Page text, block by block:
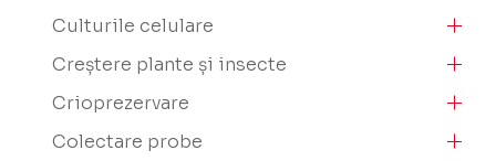
Culturile celulare
Creștere plante și insecte
Crioprezervare
Colectare probe